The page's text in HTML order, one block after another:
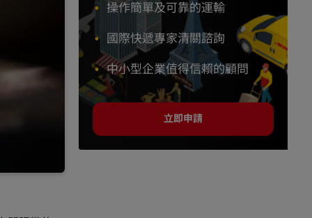
操作簡單及可靠的運輸
國際快遞專家清關諮詢
中小型企業值得信賴的顧問
立即申請